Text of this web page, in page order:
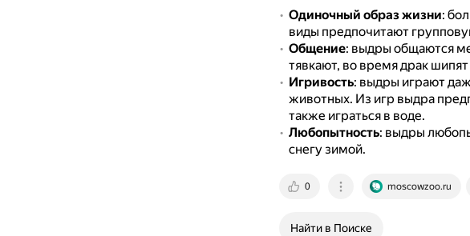
Одиночный образ жизни:
виды предпочитают
Общение: выдры общаются
тявкают, во время драк
Игривость: выдры играют
животных. Из игр выдра
также играться в воде.
Любопытность: выдры
снегу зимой.
0 moscowzoo.ru
Найти в Поиске